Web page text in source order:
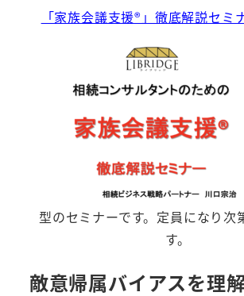
「家族会議支援®️」徹底解説セミ
型のセミナーです。定員になり次
す。
敵意帰属バイアスを理